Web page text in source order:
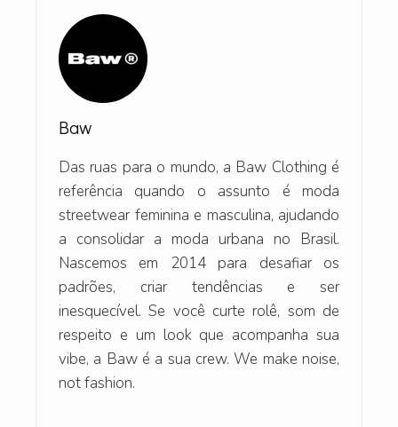
Baw
Das ruas para o mundo, a Baw Clothing é
referência quando o assunto é moda
streetwear feminina e masculina, ajudando
a consolidar a moda urbana no Brasil.
Nascemos em 2014 para desafiar os
padrões, criar tendências e ser
inesquecível. Se você curte rolê, som de
respeito e um look que acompanha sua
vibe, a Baw é a sua crew. We make noise,
not fashion.